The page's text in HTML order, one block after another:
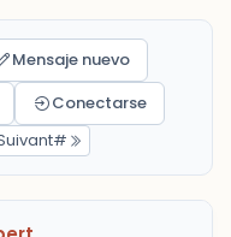
Mensaje nuevo
Conectarse